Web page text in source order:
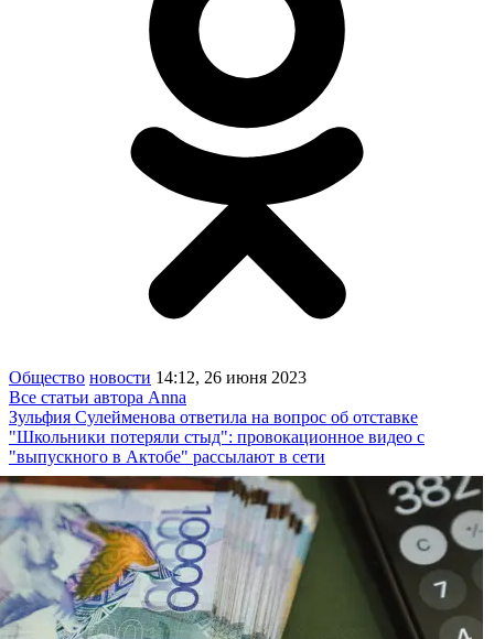
Общество новости 14:12, 26 июня 2023
Все статьи автора Anna
Зульфия Сулейменова ответила на вопрос об отставке
"Школьники потеряли стыд": провокационное видео с
"выпускного в Актобе" рассылают в сети